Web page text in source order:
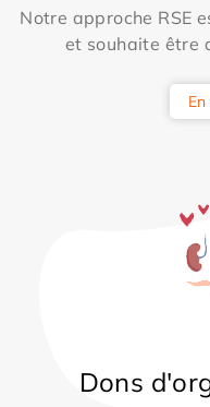
Notre approche RSE
et souhaite être
Dons